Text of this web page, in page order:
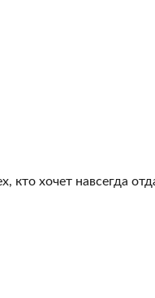
хочет навсегда